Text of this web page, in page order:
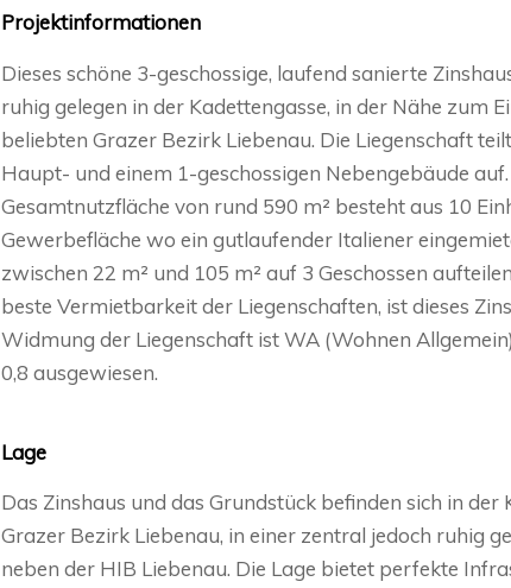
Projektinformationen
Dieses schöne 3-geschossige, laufend sanierte
ruhig gelegen in der Kadettengasse, in der Nähe zum
beliebten Grazer Bezirk Liebenau. Die Liegenschaft
Haupt- und einem 1-geschossigen Nebengebäude
Gesamtnutzfläche von rund 590 m² besteht aus 10
Gewerbefläche wo ein gutlaufender Italiener
zwischen 22 m² und 105 m² auf 3 Geschossen
beste Vermietbarkeit der Liegenschaften, ist dieses
Widmung der Liegenschaft ist WA (Wohnen
0,8 ausgewiesen.
Lage
Das Zinshaus und das Grundstück befinden sich in
Grazer Bezirk Liebenau, in einer zentral jedoch ruhig
neben der HIB Liebenau. Die Lage bietet perfekte